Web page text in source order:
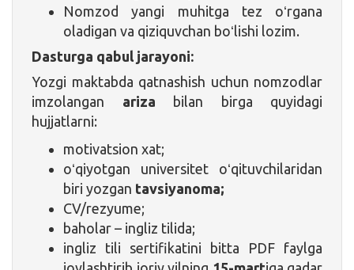
Nomzod yangi muhitga tez oʻrgana
oladigan va qiziquvchan boʻlishi lozim.
Dasturga qabul jarayoni:
Yozgi maktabda qatnashish uchun nomzodlar
imzolangan ariza bilan birga quyidagi
hujjatlarni:
motivatsion xat;
oʻqiyotgan universitet oʻqituvchilaridan
biri yozgan tavsiyanoma;
CV/rezyume;
baholar – ingliz tilida;
ingliz tili sertifikatini bitta PDF faylga